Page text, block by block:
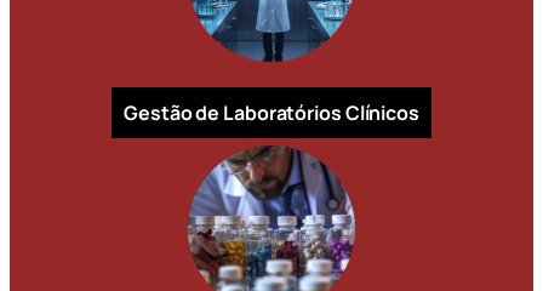
Gestão de Laboratórios Clínicos